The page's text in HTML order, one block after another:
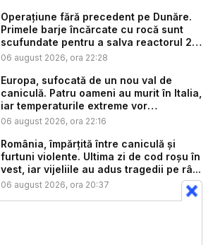
Operațiune fără precedent pe Dunăre.
Primele barje încărcate cu rocă sunt
scufundate pentru a salva reactorul 2
...
06 august 2026, ora 22:28
Europa, sufocată de un nou val de
caniculă. Patru oameni au murit în Italia,
iar temperaturile extreme vor
continua...
06 august 2026, ora 22:16
România, împărțită între caniculă și
furtuni violente. Ultima zi de cod roșu în
vest, iar vijeliile au adus tragedii pe râ...
06 august 2026, ora 20:37